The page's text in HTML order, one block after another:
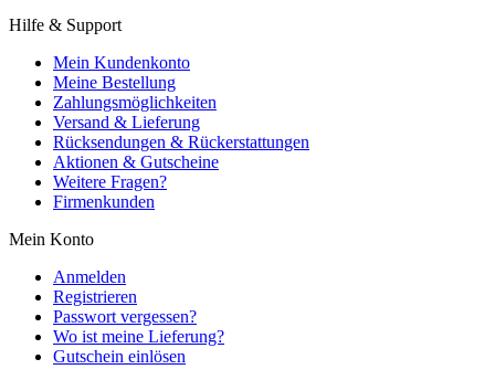
Hilfe & Support
Mein Kundenkonto
Meine Bestellung
Zahlungsmöglichkeiten
Versand & Lieferung
Rücksendungen & Rückerstattungen
Aktionen & Gutscheine
Weitere Fragen?
Firmenkunden
Mein Konto
Anmelden
Registrieren
Passwort vergessen?
Wo ist meine Lieferung?
Gutschein einlösen